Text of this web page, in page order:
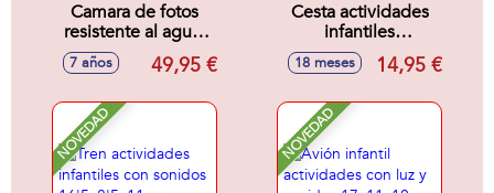
Camara de fotos
resistente al agua,
sumergible hasta 3
metros, Photo
7 años 49,95 €
Cesta actividades
infantiles
25x18x14cm
18 meses 14,95 €
NOVEDAD NOVEDAD